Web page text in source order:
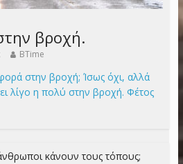
βροχή.
BTime
στην βροχή; Ίσως όχι, αλλά
λίγο η πολύ στην βροχή. Φέτος
κάνουν τους τόπους;